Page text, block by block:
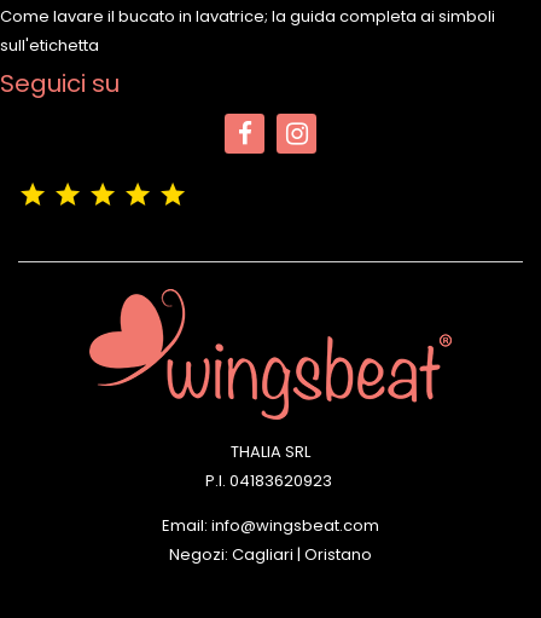
Come lavare il bucato in lavatrice; la guida completa ai simboli
sull'etichetta
Seguici su
THALIA SRL
P.I. 04183620923
Email: info@wingsbeat.com
Negozi: Cagliari | Oristano